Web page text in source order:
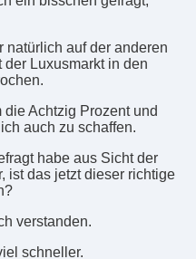
natürlich auf der anderen
Luxusmarkt in den
Achtzig Prozent und
auch zu schaffen.
habe aus Sicht der
ist das jetzt dieser richtige
verstanden.
schneller.